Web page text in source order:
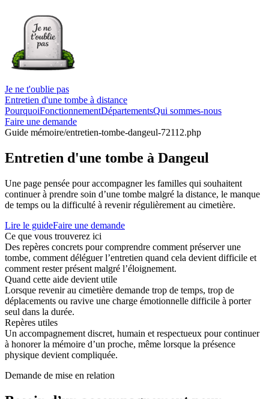
Je ne t'oublie pas
Entretien d'une tombe à distance
PourquoiFonctionnementDépartementsQui sommes-nous
Faire une demande
Guide mémoire/entretien-tombe-dangeul-72112.php
Entretien d'une tombe à Dangeul
Une page pensée pour accompagner les familles qui souhaitent
continuer à prendre soin d’une tombe malgré la distance, le manque
de temps ou la difficulté à revenir régulièrement au cimetière.
Lire le guideFaire une demande
Ce que vous trouverez ici
Des repères concrets pour comprendre comment préserver une
tombe, comment déléguer l’entretien quand cela devient difficile et
comment rester présent malgré l’éloignement.
Quand cette aide devient utile
Lorsque revenir au cimetière demande trop de temps, trop de
déplacements ou ravive une charge émotionnelle difficile à porter
seul dans la durée.
Repères utiles
Un accompagnement discret, humain et respectueux pour continuer
à honorer la mémoire d’un proche, même lorsque la présence
physique devient compliquée.
Demande de mise en relation